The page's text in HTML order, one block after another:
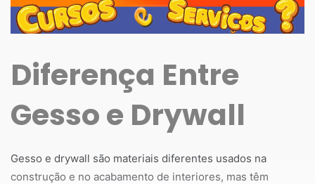
Diferença Entre
Gesso e Drywall
Gesso e drywall são materiais diferentes usados na
construção e no acabamento de interiores, mas têm